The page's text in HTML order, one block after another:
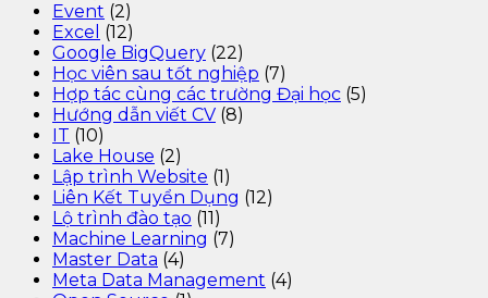
Event (2)
Excel (12)
Google BigQuery (22)
Học viên sau tốt nghiệp (7)
Hợp tác cùng các trường Đại học (5)
Hướng dẫn viết CV (8)
IT (10)
Lake House (2)
Lập trình Website (1)
Liên Kết Tuyển Dụng (12)
Lộ trình đào tạo (11)
Machine Learning (7)
Master Data (4)
Meta Data Management (4)